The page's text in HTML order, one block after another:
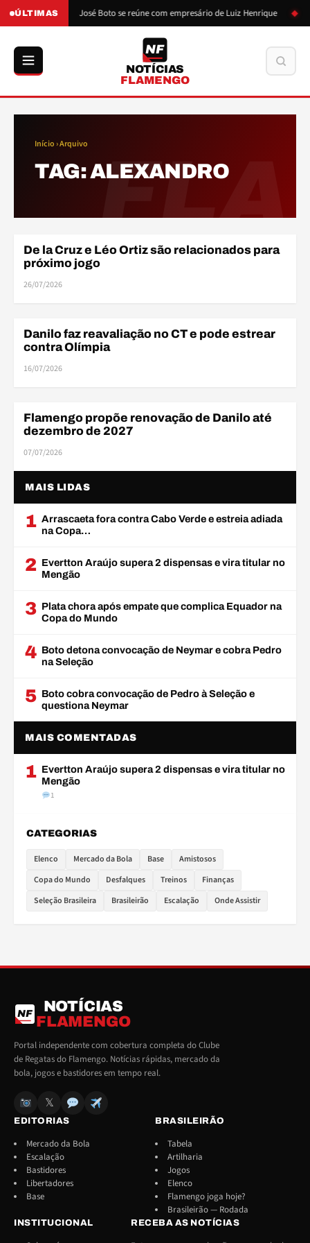
ÚLTIMAS
de Boto José Boto se reúne com empresário de Luiz Henrique
NF
NOTÍCIAS
FLAMENGO
FLA
Início › Arquivo
TAG:ALEXANDRO
ELENCO
De la Cruz e Léo Ortiz são relacionados para
próximo jogo
26/07/2026
ELENCO
Danilo faz reavaliação no CT e pode estrear
contra Olímpia
16/07/2026
ELENCO
Flamengo propõe renovação de Danilo até
dezembro de 2027
07/07/2026
MAIS LIDAS
1 Arrascaeta fora contra Cabo Verde e estreia adiada
na Copa…
2 Evertton Araújo supera 2 dispensas e vira titular no
Mengão
3 Plata chora após empate que complica Equador na
Copa do Mundo
4 Boto detona convocação de Neymar e cobra Pedro
na Seleção
5 Boto cobra convocação de Pedro à Seleção e
questiona Neymar
MAIS COMENTADAS
1 Evertton Araújo supera 2 dispensas e vira titular no
Mengão
1
CATEGORIAS
Elenco Mercado da Bola Base
Amistosos
Copa do Mundo
Desfalques Treinos
Finanças
Seleção Brasileira
Brasileirão Escalação Onde Assistir
NF
NOTÍCIAS
FLAMENGO
Portal independente com cobertura completa do Clube
de Regatas do Flamengo. Notícias rápidas, mercado da
bola, jogos e bastidores em tempo real.
𝕏
EDITORIAS
Mercado da Bola
Escalação
Bastidores
Libertadores
Base
BRASILEIRÃO
Tabela
Artilharia
Jogos
Elenco
Flamengo joga hoje?
Brasileirão — Rodada
INSTITUCIONAL RECEBA AS NOTÍCIAS